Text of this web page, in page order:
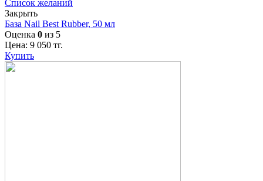
Список желаний
Закрыть
База Nail Best Rubber, 50 мл
Оценка 0 из 5
Цена: 9 050 тг.
Купить